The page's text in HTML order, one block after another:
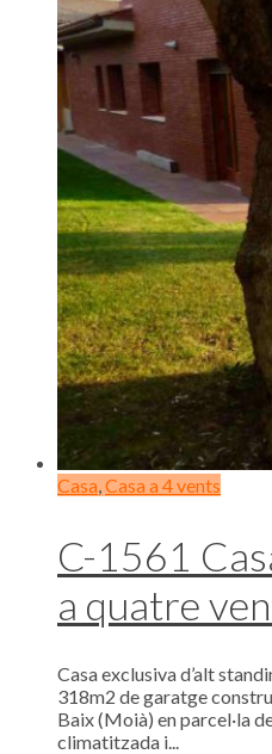
Casa,Casa a 4 vents
C-1561
a quatre
Casa exclusiva d’alt
318m2 de garatge
Baix (Moià) en parcel·la
climatitzada i...